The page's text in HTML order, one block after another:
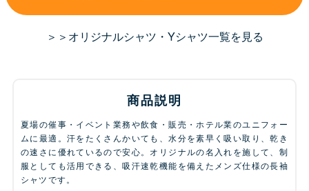
＞＞オリジナルシャツ・Yシャツ一覧を見る
商品説明
夏場の催事・イベント業務や飲食・販売・ホテル業のユニフォー
ムに最適。汗をたくさんかいても、水分を素早く吸い取り、乾き
の速さに優れているので安心。オリジナルの名入れを施して、制
服としても活用できる、吸汗速乾機能を備えたメンズ仕様の長袖
シャツです。